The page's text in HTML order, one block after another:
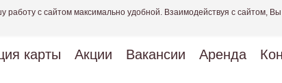
с сайтом максимально удобной. Взаимодействуя с сайтом,
карты Акции Вакансии Аренда